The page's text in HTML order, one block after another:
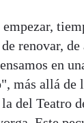
renovar,
en
más allá de
del Teatro